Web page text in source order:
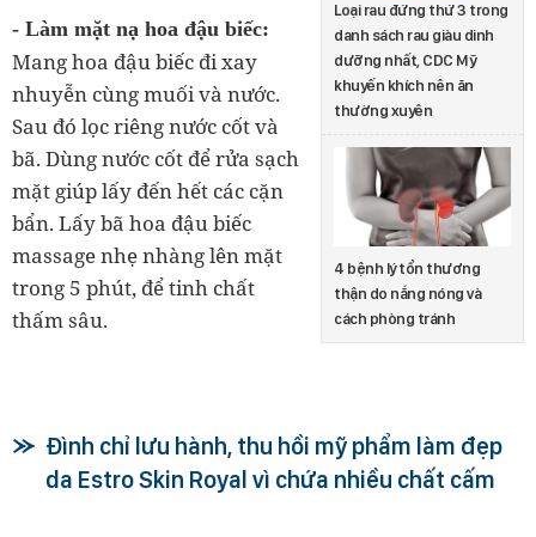
Loại rau đứng thứ 3 trong
danh sách rau giàu dinh
dưỡng nhất, CDC Mỹ
khuyến khích nên ăn
thường xuyên
4 bệnh lý tổn thương
thận do nắng nóng và
cách phòng tránh
- Làm mặt nạ hoa đậu biếc:
Mang hoa đậu biếc đi xay
nhuyễn cùng muối và nước.
Sau đó lọc riêng nước cốt và
bã. Dùng nước cốt để rửa sạch
mặt giúp lấy đến hết các cặn
bẩn. Lấy bã hoa đậu biếc
massage nhẹ nhàng lên mặt
trong 5 phút, để tinh chất
thấm sâu.
Đình chỉ lưu hành, thu hồi mỹ phẩm làm đẹp
da Estro Skin Royal vì chứa nhiều chất cấm